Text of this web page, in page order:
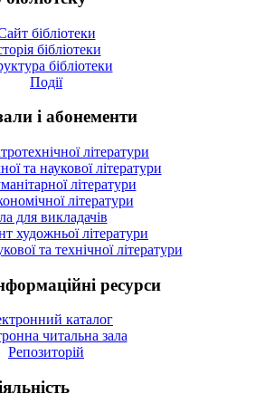
бібліотеки
бібліотеки
бібліотеки
Події
і абонементи
літератури
та наукової літератури
літератури
літератури
для викладачів
художньої літератури
та технічної літератури
ресурси
каталог
читальна зала
Репозиторій